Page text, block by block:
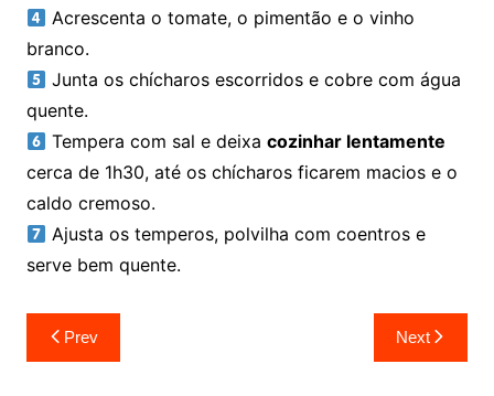
Acrescenta o tomate, o pimentão e o vinho
branco.
Junta os chícharos escorridos e cobre com água
quente.
Tempera com sal e deixacozinhar lentamente
cerca de 1h30, até os chícharos ficarem macios e o
caldo cremoso.
Ajusta os temperos, polvilha com coentros e
serve bem quente.
Navegação
de
Prev Next